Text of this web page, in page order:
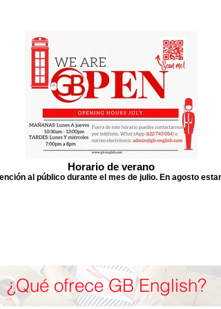
Horario de verano
al público durante el mes de julio. En agosto
¿Qué ofrece GB English?